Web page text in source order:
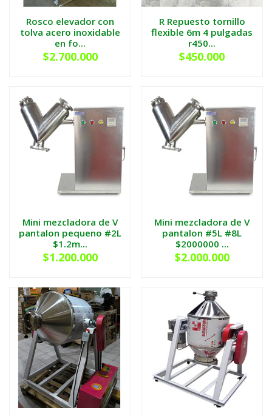
Rosco elevador con
tolva acero inoxidable
en fo...
$2.700.000
R Repuesto tornillo
flexible 6m 4 pulgadas
r450...
$450.000
Mini mezcladora de V
pantalon pequeno #2L
$1.2m...
$1.200.000
Mini mezcladora de V
pantalon #5L #8L
$2000000 ...
$2.000.000